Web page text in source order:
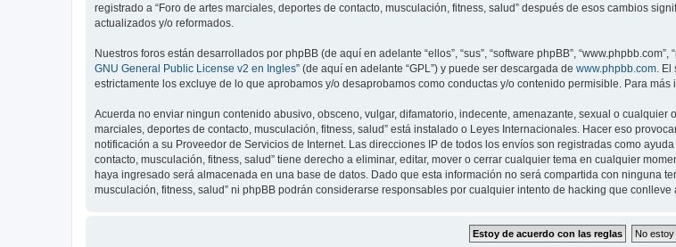
registrado a “Foro de artes marciales, deportes de contacto, musculación, fitness, salud” después de esos cambios
actualizados y/o reformados.
Nuestros foros están desarrollados por phpBB (de aquí en adelante “ellos”, “sus”, “software phpBB”,
GNU General Public License v2 en Ingles” (de aquí en adelante “GPL”) y puede ser descargada de www.phpbb.com .
estrictamente los excluye de lo que aprobamos y/o desaprobamos como conductas y/o contenido permisible. Para
Acuerda no enviar ningun contenido abusivo, obsceno, vulgar, difamatorio, indecente, amenazante, sexual o
marciales, deportes de contacto, musculación, fitness, salud” está instalado o Leyes Internacionales. Hacer eso
notificación a su Proveedor de Servicios de Internet. Las direcciones IP de todos los envíos son registradas como
contacto, musculación, fitness, salud” tiene derecho a eliminar, editar, mover o cerrar cualquier tema en cualquier
haya ingresado será almacenada en una base de datos. Dado que esta información no será compartida con ninguna
musculación, fitness, salud” ni phpBB podrán considerarse responsables por cualquier intento de hacking que conlleve